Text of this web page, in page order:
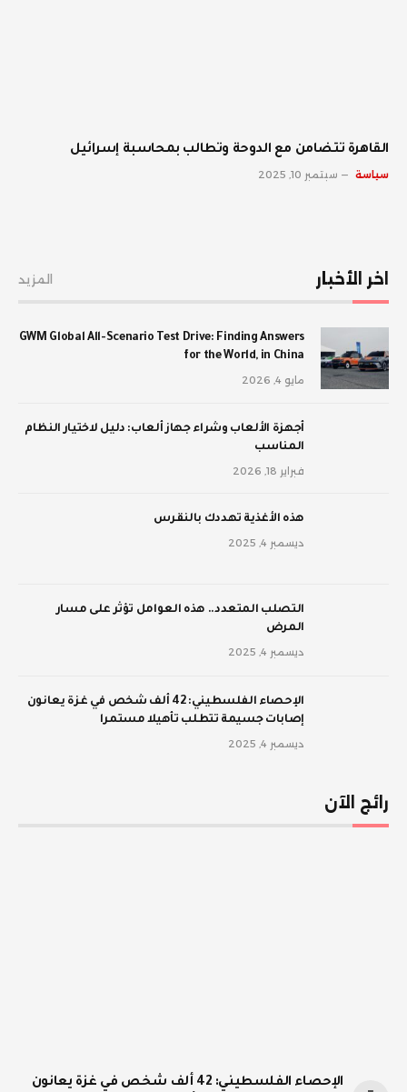
القاهرة تتضامن مع الدوحة وتطالب بمحاسبة إسرائيل
سياسة سبتمبر 10, 2025
اخر الأخبار المزيد
GWM Global All-Scenario Test Drive: Finding Answers
for the World, in China
مايو 4, 2026
أجهزة الألعاب وشراء جهاز ألعاب: دليل لاختيار النظام
المناسب
فبراير 18, 2026
‫هذه الأغذية تهددك بالنقرس
ديسمبر 4, 2025
‫التصلب المتعدد.. هذه العوامل تؤثر على مسار
المرض
ديسمبر 4, 2025
الإحصاء الفلسطيني: 42 ألف شخص في غزة يعانون
إصابات جسيمة تتطلب تأهيلا مستمرا
ديسمبر 4, 2025
رائج الآن
الإحصاء الفلسطيني: 42 ألف شخص في غزة يعانون